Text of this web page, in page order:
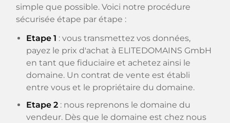
simple que possible. Voici notre procédure
sécurisée étape par étape :
Etape 1 : vous transmettez vos données,
payez le prix d'achat à ELITEDOMAINS GmbH
en tant que fiduciaire et achetez ainsi le
domaine. Un contrat de vente est établi
entre vous et le propriétaire du domaine.
Etape 2 : nous reprenons le domaine du
vendeur. Dès que le domaine est chez nous